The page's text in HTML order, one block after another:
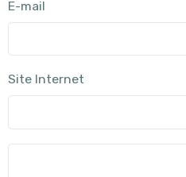
E-mail
Site Internet